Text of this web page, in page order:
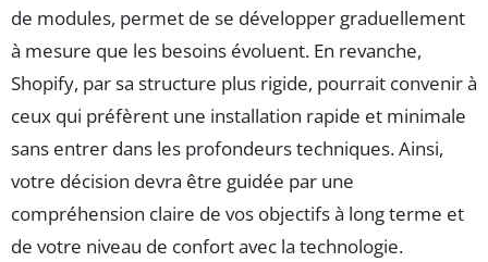
de modules, permet de se développer graduellement
à mesure que les besoins évoluent. En revanche,
Shopify, par sa structure plus rigide, pourrait convenir à
ceux qui préfèrent une installation rapide et minimale
sans entrer dans les profondeurs techniques. Ainsi,
votre décision devra être guidée par une
compréhension claire de vos objectifs à long terme et
de votre niveau de confort avec la technologie.